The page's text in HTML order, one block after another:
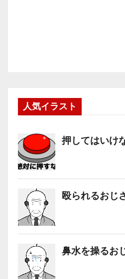
人気イラスト